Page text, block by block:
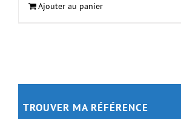
Ajouter au panier
TROUVER MA RÉFÉRENCE